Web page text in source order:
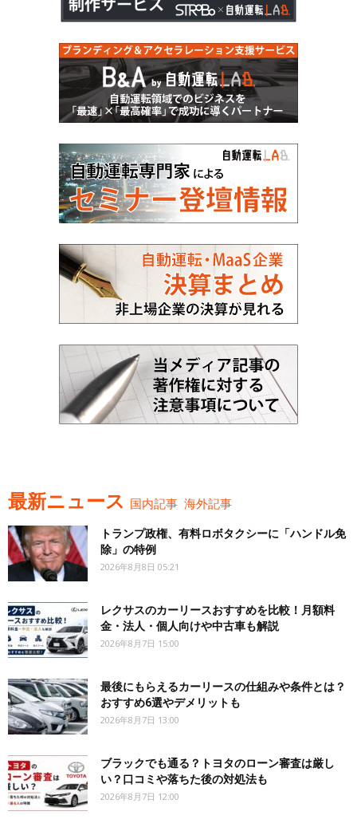
最新ニュース 国内記事 海外記事
トランプ政権、有料ロボタクシーに「ハンドル免
除」の特例
2026年8月8日 05:21
レクサスのカーリースおすすめを比較！月額料
金・法人・個人向けや中古車も解説
2026年8月7日 15:00
最後にもらえるカーリースの仕組みや条件とは？
おすすめ6選やデメリットも
2026年8月7日 13:00
ブラックでも通る？トヨタのローン審査は厳し
い？口コミや落ちた後の対処法も
2026年8月7日 12:00